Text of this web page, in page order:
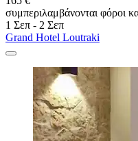
συμπεριλαμβάνονται φόροι
1 Σεπ - 2 Σεπ
Grand Hotel Loutraki